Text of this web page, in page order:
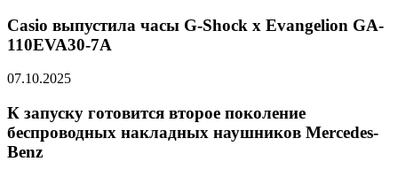
Casio выпустила часы G-Shock x Evangelion GA-
110EVA30-7A
07.10.2025
К запуску готовится второе поколение
беспроводных накладных наушников Mercedes-
Benz